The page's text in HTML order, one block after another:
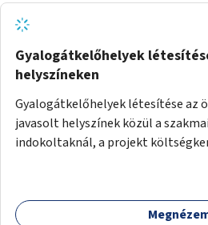
Gyalogátkelőhelyek
helyszíneken
Gyalogátkelőhelyek létesítése az
javasolt helyszínek közül a
indokoltaknál, a projekt